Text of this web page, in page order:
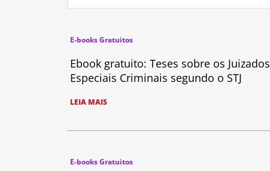
E-books Gratuitos
Ebook gratuito: Teses sobre os Juizados
Especiais Criminais segundo o STJ
LEIA MAIS
E-books Gratuitos